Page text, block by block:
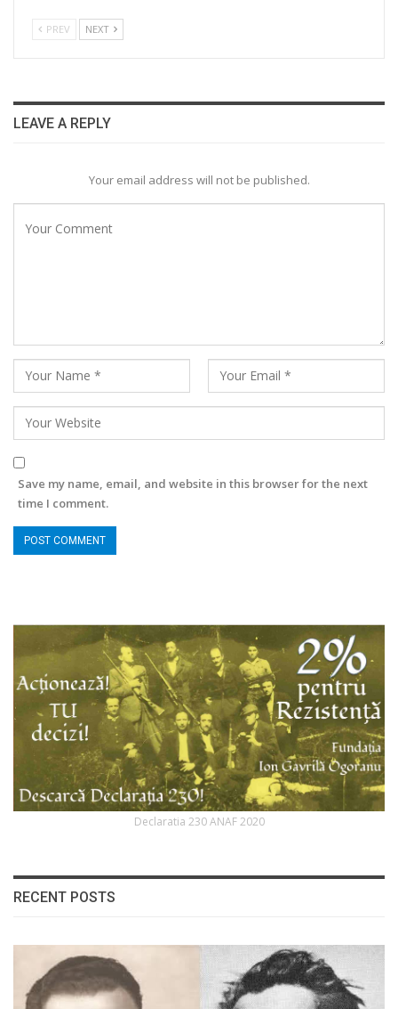
PREV NEXT
LEAVE A REPLY
Your email address will not be published.
Save my name, email, and website in this browser for the next
time I comment.
Declaratia 230 ANAF 2020
RECENT POSTS